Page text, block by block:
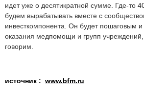
идет уже о десятикратной сумме. Где-то
будем вырабатывать вместе с
инвесткомпонента. Он будет пошаговым и
оказания медпомощи и групп
говорим.
источник : www.bfm.ru